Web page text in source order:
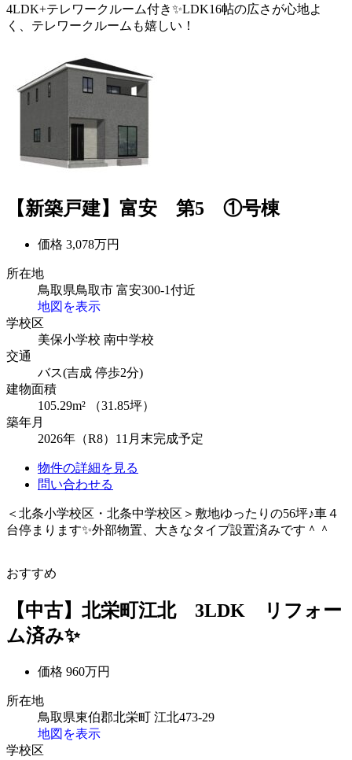
4LDK+テレワークルーム付き✨LDK16帖の広さが心地よ
く、テレワークルームも嬉しい！
【新築戸建】富安 第5 ①号棟
価格 3,078万円
所在地
鳥取県鳥取市 富安300-1付近
地図を表示
学校区
美保小学校 南中学校
交通
バス(吉成 停歩2分)
建物面積
105.29m² （31.85坪）
築年月
2026年（R8）11月末完成予定
物件の詳細を見る
問い合わせる
＜北条小学校区・北条中学校区＞敷地ゆったりの56坪♪車４
台停まります✨外部物置、大きなタイプ設置済みです＾＾
おすすめ
【中古】北栄町江北 3LDK リフォー
ム済み✨
価格 960万円
所在地
鳥取県東伯郡北栄町 江北473-29
地図を表示
学校区